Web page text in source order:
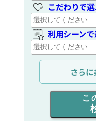
こだわりで
利用シーン
通信距離を
出力を選ぶ
同時通話人
さら
こ